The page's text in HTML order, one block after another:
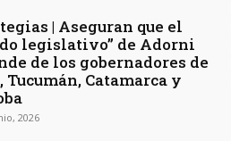
| Aseguran que el
legislativo” de Adorni
de los gobernadores de
Tucumán, Catamarca y
2026